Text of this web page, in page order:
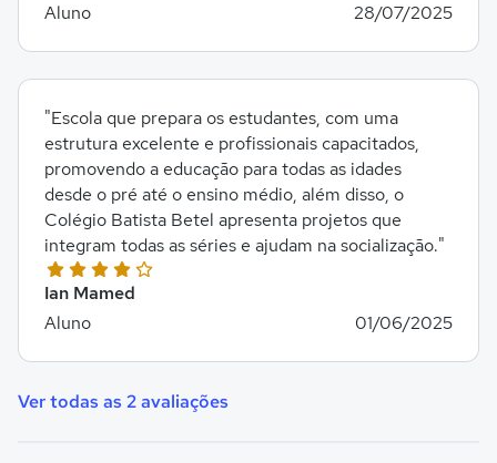
Aluno
28/07/2025
Ian Mamed
Aluno
01/06/2025
"Escola que prepara os estudantes, com uma
estrutura excelente e profissionais capacitados,
promovendo a educação para todas as idades
desde o pré até o ensino médio, além disso, o
Colégio Batista Betel apresenta projetos que
integram todas as séries e ajudam na socialização."
Ver todas as 2 avaliações